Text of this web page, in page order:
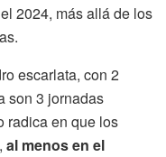
2024, más allá de los
escarlata, con 2
son 3 jornadas
radica en que los
al menos en el